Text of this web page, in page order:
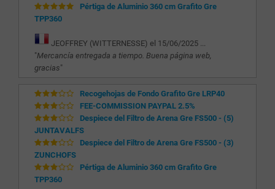
Pértiga de Aluminio 360 cm Grafito Gre
TPP360
JEOFFREY (WITTERNESSE) el 15/06/2025 ...
"Mercancía entregada a tiempo. Buena página web,
gracias"
Recogehojas de Fondo Grafito Gre LRP40
FEE-COMMISSION PAYPAL 2.5%
Despiece del Filtro de Arena Gre FS500 - (5)
JUNTAVALFS
Despiece del Filtro de Arena Gre FS500 - (3)
ZUNCHOFS
Pértiga de Aluminio 360 cm Grafito Gre
TPP360